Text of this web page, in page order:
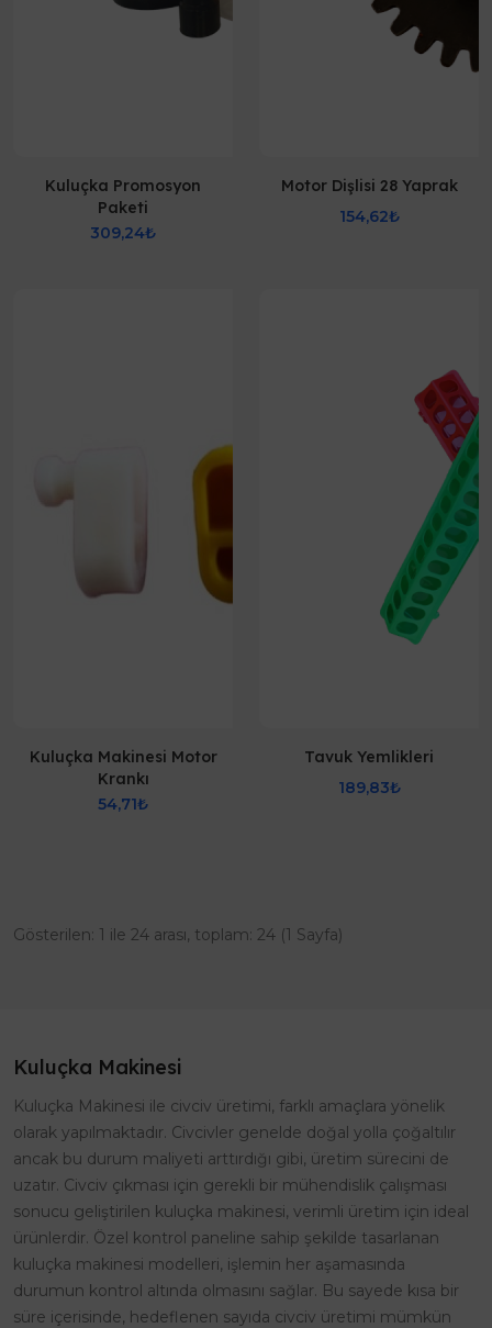
Kuluçka Promosyon
Paketi
309,24₺
Motor Dişlisi 28 Yaprak
154,62₺
Kuluçka Makinesi Motor
Krankı
54,71₺
Tavuk Yemlikleri
189,83₺
Gösterilen: 1 ile 24 arası, toplam: 24 (1 Sayfa)
Kuluçka Makinesi
Kuluçka Makinesi ile civciv üretimi, farklı amaçlara yönelik
olarak yapılmaktadır. Civcivler genelde doğal yolla çoğaltılır
ancak bu durum maliyeti arttırdığı gibi, üretim sürecini de
uzatır. Civciv çıkması için gerekli bir mühendislik çalışması
sonucu geliştirilen kuluçka makinesi, verimli üretim için ideal
ürünlerdir. Özel kontrol paneline sahip şekilde tasarlanan
kuluçka makinesi modelleri, işlemin her aşamasında
durumun kontrol altında olmasını sağlar. Bu sayede kısa bir
süre içerisinde, hedeflenen sayıda civciv üretimi mümkün